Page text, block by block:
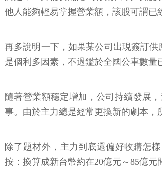
他人能夠輕易掌握營業額，該股可謂已
再多說明一下，如果某公司出現簽訂
是個利多因素，不過鑑於全國公車數量
隨著營業額穩定增加，公司持續發展
事。由於主力總是經常更換新的劇本，
除了題材外，主力到底還偏好收購怎
按：換算成新台幣約在20億元～85億元